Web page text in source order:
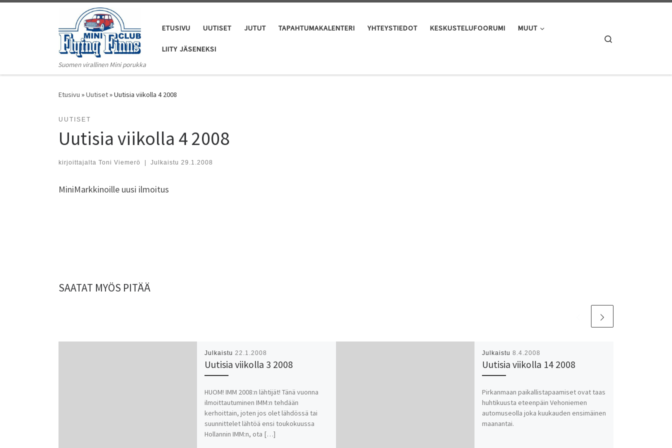
Suomen virallinen Mini porukka
ETUSIVU UUTISET JUTUT TAPAHTUMAKALENTERI YHTEYSTIEDOT KESKUSTELUFOORUMI MUUT
LIITY JÄSENEKSI
Etusivu »Uutiset»Uutisia viikolla 4 2008
UUTISET
Uutisia viikolla 4 2008
kirjoittajalta Toni Viemerö Julkaistu 29.1.2008
MiniMarkkinoille uusi ilmoitus
SAATAT MYÖS PITÄÄ
Julkaistu 22.1.2008
Uutisia viikolla 3 2008
HUOM! IMM 2008:n lähtijät! Tänä vuonna
ilmoittautuminen IMM:n tehdään
kerhoittain, joten jos olet lähdössä tai
suunnittelet lähtöä ensi toukokuussa
Hollannin IMM:n, ota […]
Julkaistu 8.4.2008
Uutisia viikolla 14 2008
Pirkanmaan paikallistapaamiset ovat taas
huhtikuusta eteenpäin Vehoniemen
automuseolla joka kuukauden ensimäinen
maanantai.